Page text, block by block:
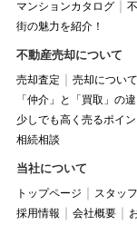
マンションカタログ
街の魅力を紹介！
不動産売却について
売却査定 売却について
「仲介」と「買取」の
少しでも高く売るポイン
相続相談
当社について
トップページ スタッ
採用情報
会社概要